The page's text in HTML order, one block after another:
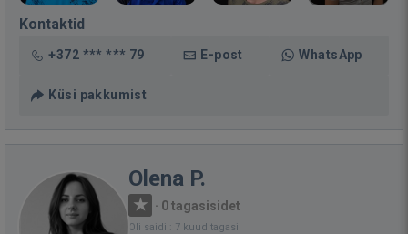
Kontaktid
+372 *** *** 79 E-post WhatsApp
Küsi pakkumist
Olena P.
· 0 tagasisidet
Oli saidil: 7 kuud tagasi